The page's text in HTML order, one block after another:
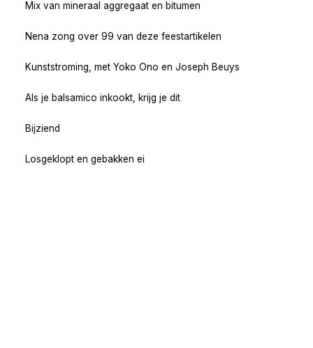
Mix van mineraal aggregaat en bitumen
Nena zong over 99 van deze feestartikelen
Kunststroming, met Yoko Ono en Joseph Beuys
Als je balsamico inkookt, krijg je dit
Bijziend
Losgeklopt en gebakken ei